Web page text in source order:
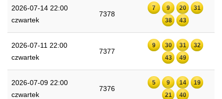
2026-07-14 22:00
czwartek
7378
7 9 20
31
38
43
2026-07-11 22:00
czwartek
7377
9 30 31
32
43
49
2026-07-09 22:00
czwartek
7376
5 9 14
19
21
40